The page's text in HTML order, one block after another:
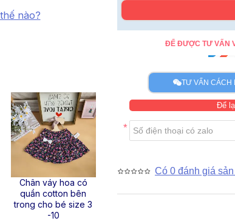
nào?
Chân váy hoa có
quần cotton bên
trong cho bé size 3
-10
quần bé gái size 1-5
quần
Có 0 đánh giá
ĐỂ ĐƯỢC TƯ VẤN
TƯ VẤN CÁCH
Để